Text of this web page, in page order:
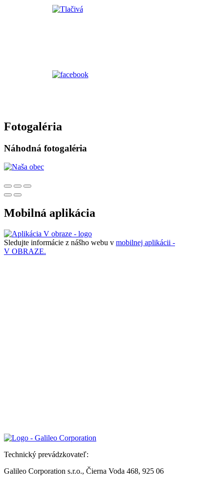
Fotogaléria
Náhodná fotogaléria
Mobilná aplikácia
Sledujte informácie z nášho webu v mobilnej aplikácii -
V OBRAZE.
Technický prevádzkovateľ:
Galileo Corporation s.r.o., Čierna Voda 468, 925 06